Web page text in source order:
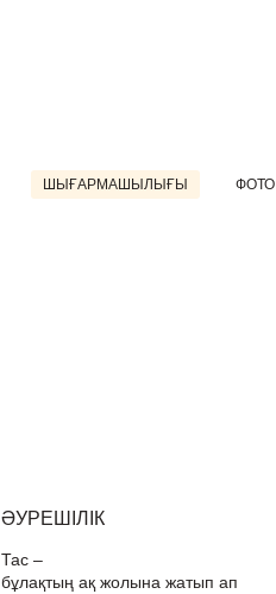
ШЫҒАРМАШЫЛЫҒЫ ФОТО
ӘУРЕШІЛІК
Тас –
бұлақтың ақ жолына жатып ап